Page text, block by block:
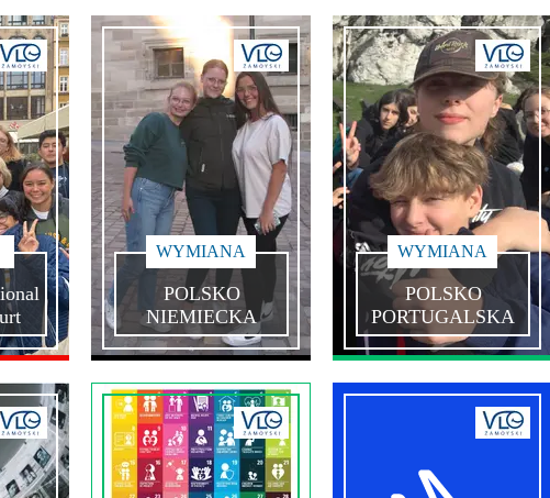
WYMIANA
POLSKO
NIEMIECKA
WYMIANA
POLSKO
PORTUGALSKA
Wymiana polsko-niemiecka
Wymiana polsko-portugalska